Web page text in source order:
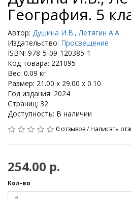
География. 5
Автор: Душина И.В., Летягин А.А.
Издательство: Просвещение
ISBN: 978-5-09-120385-1
Код товара: 221095
Вес: 0.09 кг
Размер: 21.00 x 29.00 x 0.10
Год издания: 2024
Страниц: 32
Доступность: В наличии
0 отзывов/Написать
254.00 р.
Кол-во